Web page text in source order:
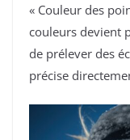
« Couleur des
couleurs devient
de prélever des
précise